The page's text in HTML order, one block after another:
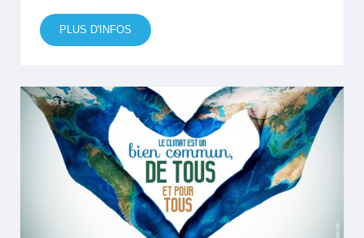
PLUS D'INFOS